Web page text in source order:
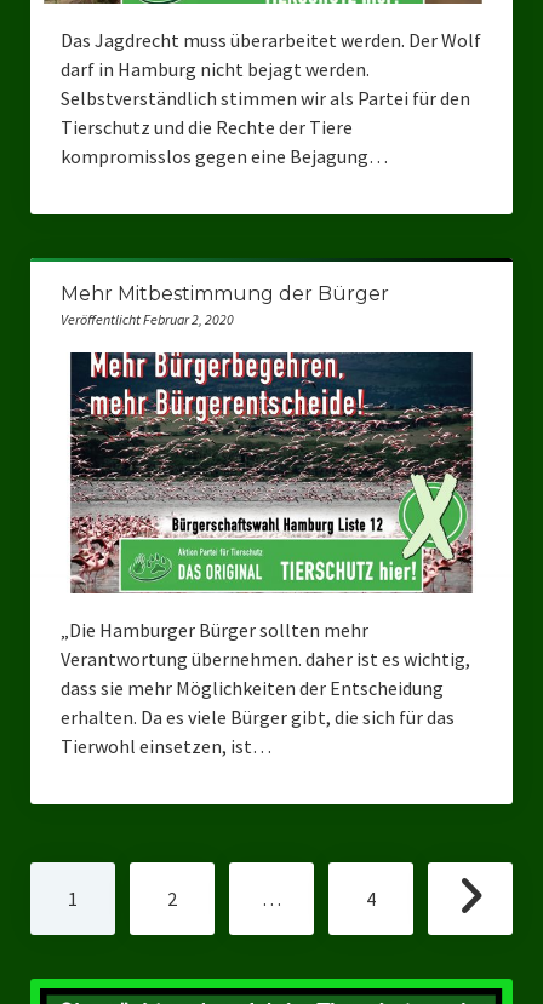
Das Jagdrecht muss überarbeitet werden. Der Wolf
darf in Hamburg nicht bejagt werden.
Selbstverständlich stimmen wir als Partei für den
Tierschutz und die Rechte der Tiere
kompromisslos gegen eine Bejagung…
Mehr Mitbestimmung der Bürger
Veröffentlicht Februar 2, 2020
„Die Hamburger Bürger sollten mehr
Verantwortung übernehmen. daher ist es wichtig,
dass sie mehr Möglichkeiten der Entscheidung
erhalten. Da es viele Bürger gibt, die sich für das
Tierwohl einsetzen, ist…
Beiträge
1 2 … 4